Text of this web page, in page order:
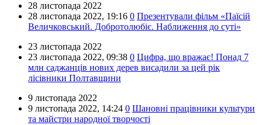
28 листопада 2022
28 листопада 2022, 19:16 0 Презентували фільм «Паїсій
Величковський. Добротолюбіє. Наближення до суті»
23 листопада 2022
23 листопада 2022, 09:38 0 Цифра, що вражає! Понад 7
млн саджанців нових дерев висадили за цей рік
лісівники Полтавщини
9 листопада 2022
9 листопада 2022, 14:24 0 Шановні працівники культури
та майстри народної творчості